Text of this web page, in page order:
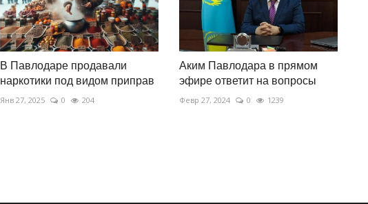
В Павлодаре продавали
наркотики под видом приправ
Янв 27, 2025 0 204
Аким Павлодара в прямом
эфире ответит на вопросы
Февр 27, 2024 0 1239